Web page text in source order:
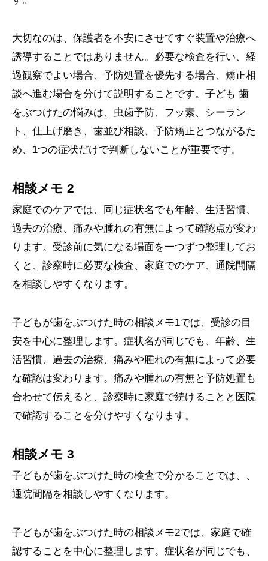
大切なのは、保護者を不安にさせてすぐ装置や治療へ
誘導することではありません。必要な検査を行い、経
過観察でよい場合、予防処置を優先する場合、矯正相
談へ進む場合を分けて説明することです。子ども 歯
をぶつけたの悩みは、虫歯予防、フッ素、シーラン
ト、仕上げ磨き、歯並び相談、予防矯正とつながるた
め、1つの症状だけで判断しないことが重要です。
相談メモ 2
家庭でのケアでは、同じ症状名でも年齢、生活習慣、
過去の治療、痛みや腫れの有無によって確認点が変わ
ります。受診前に気になる場面を一つずつ整理してお
くと、診察時に必要な検査、家庭でのケア、通院間隔
を相談しやすくなります。
子どもが歯をぶつけた時の相談メモ1では、受診の目
安を中心に整理します。症状名が同じでも、年齢、生
活習慣、過去の治療、痛みや腫れの有無によって必要
な確認は変わります。痛みや腫れの有無と予防処置も
合わせて伝えると、診察時に家庭で続けることと医院
で確認することを分けやすくなります。
相談メモ 3
子どもが歯をぶつけた時の検査で分かることでは、、
通院間隔を相談しやすくなります。
子どもが歯をぶつけた時の相談メモ2では、家庭で確
認することを中心に整理します。症状名が同じでも、